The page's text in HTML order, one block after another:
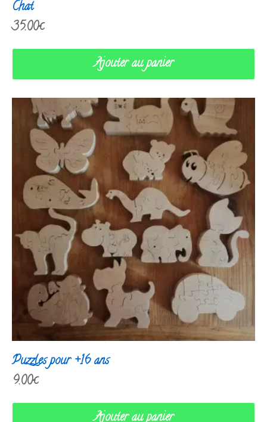
Chat
35.00€
Ajouter au panier
Puzzles pour +16 ans
9.00€
Ajouter au panier